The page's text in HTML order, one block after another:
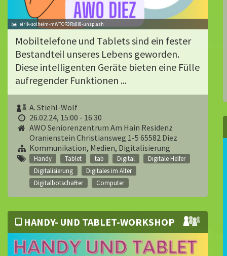
eirik-solheim-mWTOR3Rx8l8-unsplash
Mobiltelefone und Tablets sind ein fester
Bestandteil unseres Lebens geworden.
Diese intelligenten Geräte bieten eine Fülle
aufregender Funktionen ...
A. Stiehl-Wolf
26.02.24, 15:00 - 16:30
AWO Seniorenzentrum Am Hain Residenz
Oranienstein Christiansweg 1-5 65582 Diez
Kommunikation, Medien, Digitalisierung
Handy Tablet tab Digital
Digitale Helfer
Digitalisierung
Digitales im Alter
Digitalbotschafter
Computer
HANDY- UND TABLET-WORKSHOP